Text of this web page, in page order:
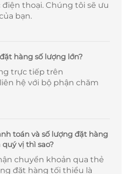
thoại. Chúng tôi sẽ ưu
bạn.
hàng số lượng lớn?
trực tiếp trên
hệ với bộ phận chăm
toán và số lượng đặt hàng
vị thì sao?
chuyển khoản qua thẻ
đặt hàng tối thiểu là